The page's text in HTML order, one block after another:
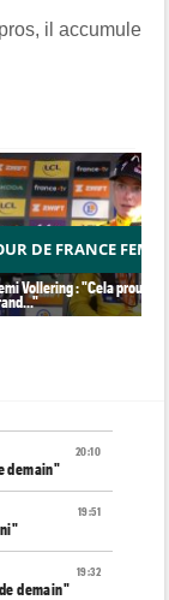
il accumule
DE FRANCE
Vollering : "Cela prouve
20:10
demain"
19:51
19:32
demain"